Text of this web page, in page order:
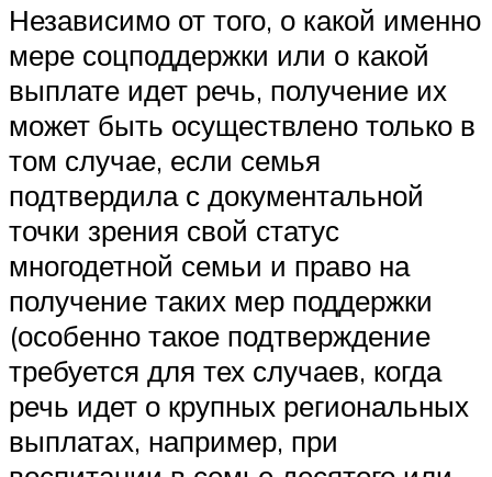
Независимо от того, о какой именно
мере соцподдержки или о какой
выплате идет речь, получение их
может быть осуществлено только в
том случае, если семья
подтвердила с документальной
точки зрения свой статус
многодетной семьи и право на
получение таких мер поддержки
(особенно такое подтверждение
требуется для тех случаев, когда
речь идет о крупных региональных
выплатах, например, при